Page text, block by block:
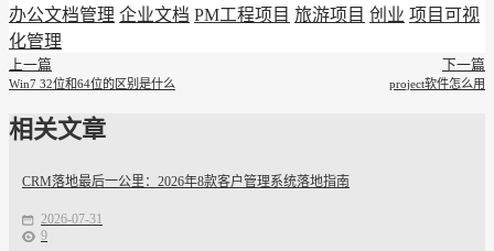
办公文档管理 企业文档 PM工程项目 旅游项目 创业 项目可视
化管理
上一篇
Win7 32位和64位的区别是什么
下一篇
project软件怎么用
相关文章
CRM落地最后一公里：2026年8款客户管理系统落地指南
2026-07-31
9